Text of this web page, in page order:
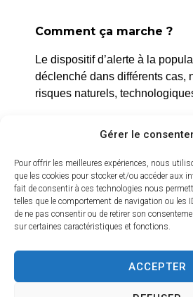
Gérer le
Pour offrir les meilleures expériences, nous
que les cookies pour stocker et/ou accéder aux
fait de consentir à ces technologies nous
telles que le comportement de navigation ou les
de ne pas consentir ou de retirer son
sur certaines caractéristiques et fonctions.
ACCEPTER
2 avenue de l’Europe Unie,
13640 La Roque d’Anthéron
Nous contacter
Horaires d'ouverture
Du lundi au jeudi :
de 8h30 à 11h30 et de 14h à 16h
Le vendredi :
Comment ça marche ?
Le dispositif d’alerte à la
déclenché dans différents cas,
risques naturels,
ville, et peut être localisée
Prenez quelques minutes pour
bénéficier gratuitement de ce
https://
Comment sont utilisées